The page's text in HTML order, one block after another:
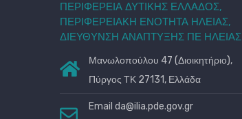
ΠΕΡΙΦΕΡΕΙΑ ΔΥΤΙΚΗΣ ΕΛΛΑΔΟΣ,
ΠΕΡΙΦΕΡΕΙΑΚΗ ΕΝΟΤΗΤΑ ΗΛΕΙΑΣ,
ΔΙΕΥΘΥΝΣΗ ΑΝΑΠΤΥΞΗΣ ΠΕ ΗΛΕΙΑΣ
Μανωλοπούλου 47 (Διοικητήριο),
Πύργος ΤΚ 27131, Ελλάδα
Email da@ilia.pde.gov.gr